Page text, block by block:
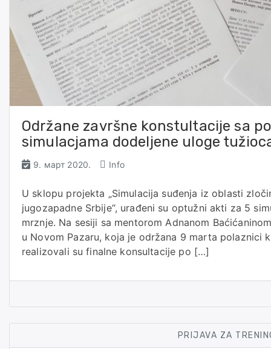
Održane završne konstultacije sa
simulacjama dodeljene uloge
9. март 2020. Info
U sklopu projekta „Simulacija suđenja iz oblasti
jugozapadne Srbije“, urađeni su optužni akti za 5
mrznje. Na sesiji sa mentorom Adnanom
u Novom Pazaru, koja je održana 9 marta polaznici
realizovali su finalne konsultacije po […]
PRIJAVA ZA